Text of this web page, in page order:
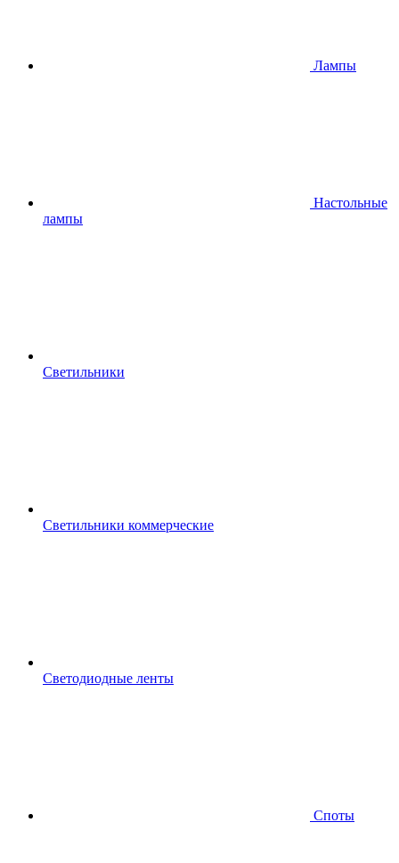
Лампы
Настольные
лампы
Светильники
Светильники коммерческие
Светодиодные ленты
Споты